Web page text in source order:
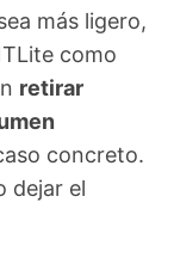
más ligero,
como
retirar
concreto.
dejar el